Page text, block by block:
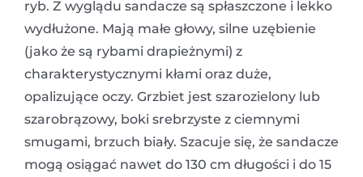
ryb. Z wyglądu sandacze są spłaszczone i lekko
wydłużone. Mają małe głowy, silne uzębienie
(jako że są rybami drapieżnymi) z
charakterystycznymi kłami oraz duże,
opalizujące oczy. Grzbiet jest szarozielony lub
szarobrązowy, boki srebrzyste z ciemnymi
smugami, brzuch biały. Szacuje się, że sandacze
mogą osiągać nawet do 130 cm długości i do 15